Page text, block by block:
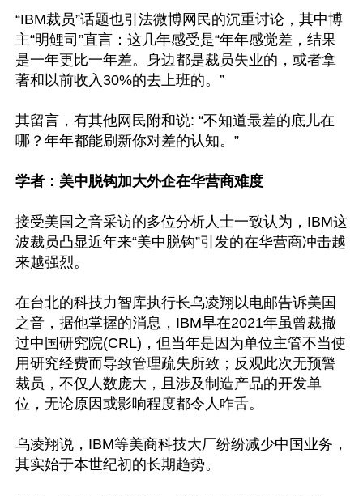
“IBM裁员”话题也引法微博网民的沉重讨论，其中博
主“明鲤司”直言：这几年感受是“年年感觉差，结果
是一年更比一年差。身边都是裁员失业的，或者拿
著和以前收入30%的去上班的。”
其留言，有其他网民附和说: “不知道最差的底儿在
哪？年年都能刷新你对差的认知。”
学者：美中脱钩加大外企在华营商难度
接受美国之音采访的多位分析人士一致认为，IBM这
波裁员凸显近年来“美中脱钩”引发的在华营商冲击越
来越强烈。
在台北的科技力智库执行长乌凌翔以电邮告诉美国
之音，据他掌握的消息，IBM早在2021年虽曾裁撤
过中国研究院(CRL)，但当年是因为单位主管不当使
用研究经费而导致管理疏失所致；反观此次无预警
裁员，不仅人数庞大，且涉及制造产品的开发单
位，无论原因或影响程度都令人咋舌。
乌凌翔说，IBM等美商科技大厂纷纷减少中国业务，
其实始于本世纪初的长期趋势。